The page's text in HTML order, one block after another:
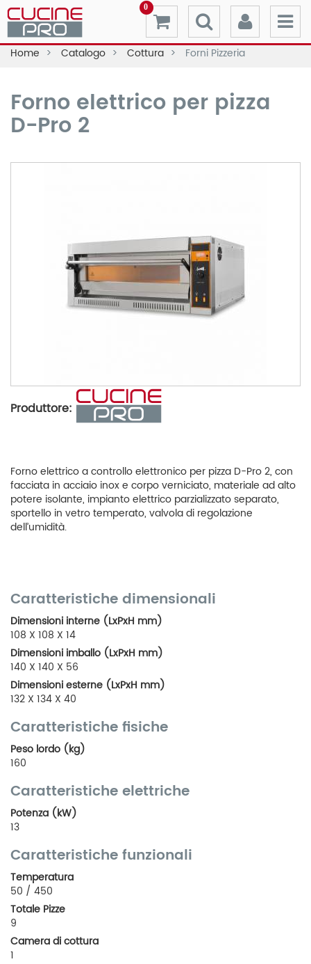
0
Home Catalogo Cottura Forni Pizzeria
Forno elettrico per pizza
D-Pro 2
Produttore:
Forno elettrico a controllo elettronico per pizza D-Pro 2, con
facciata in acciaio inox e corpo verniciato, materiale ad alto
potere isolante, impianto elettrico parzializzato separato,
sportello in vetro temperato, valvola di regolazione
dell’umidità.
Caratteristiche dimensionali
Dimensioni interne (LxPxH mm)
108 X 108 X 14
Dimensioni imballo (LxPxH mm)
140 X 140 X 56
Dimensioni esterne (LxPxH mm)
132 X 134 X 40
Caratteristiche fisiche
Peso lordo (kg)
160
Caratteristiche elettriche
Potenza (kW)
13
Caratteristiche funzionali
Temperatura
50 / 450
Totale Pizze
9
Camera di cottura
1